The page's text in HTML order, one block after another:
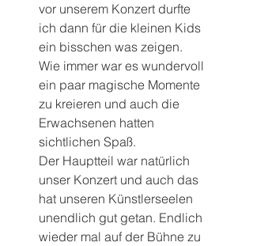
vor unserem Konzert durfte
ich dann für die kleinen Kids
ein bisschen was zeigen.
Wie immer war es wundervoll
ein paar magische Momente
zu kreieren und auch die
Erwachsenen hatten
sichtlichen Spaß.
Der Hauptteil war natürlich
unser Konzert und auch das
hat unseren Künstlerseelen
unendlich gut getan. Endlich
wieder mal auf der Bühne zu